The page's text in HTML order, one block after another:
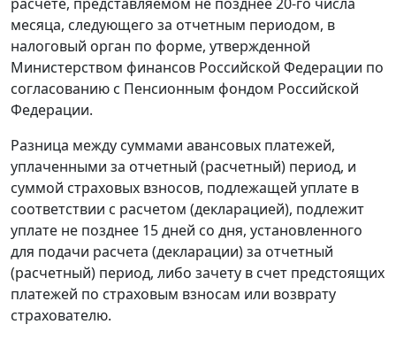
расчете, представляемом не позднее 20-го числа
месяца, следующего за отчетным периодом, в
налоговый орган по форме, утвержденной
Министерством финансов Российской Федерации по
согласованию с Пенсионным фондом Российской
Федерации.
Разница между суммами авансовых платежей,
уплаченными за отчетный (расчетный) период, и
суммой страховых взносов, подлежащей уплате в
соответствии с расчетом (декларацией), подлежит
уплате не позднее 15 дней со дня, установленного
для подачи расчета (декларации) за отчетный
(расчетный) период, либо зачету в счет предстоящих
платежей по страховым взносам или возврату
страхователю.